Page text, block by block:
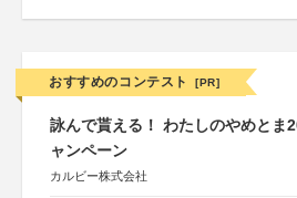
おすすめのコンテスト [PR]
詠んで貰える！ わたしのやめとま
ャンペーン
カルビー株式会社